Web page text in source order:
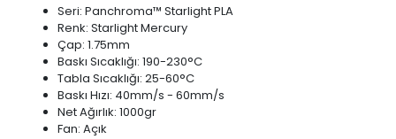
Seri: Panchroma™ Starlight PLA
Renk: Starlight Mercury
Çap: 1.75mm
Baskı Sıcaklığı: 190-230°C
Tabla Sıcaklığı: 25-60°C
Baskı Hızı: 40mm/s - 60mm/s
Net Ağırlık: 1000gr
Fan: Açık